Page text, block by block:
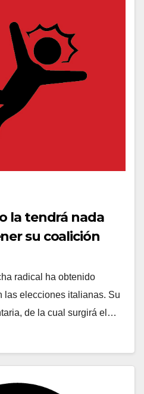
la tendrá nada
su coalición
radical ha obtenido
las elecciones italianas. Su
de la cual surgirá el…